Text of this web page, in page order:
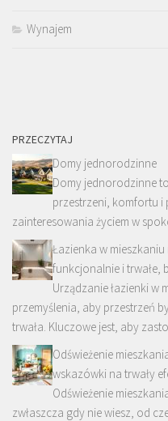
Wynajem
PRZECZYTAJ
Domy jednorodzinne
Domy jednorodzinne
przestrzeni, komfortu
zainteresowania życiem w
Łazienka w
funkcjonalnie i trwałe,
Urządzanie łazienki w
przemyślenia, aby przestrzeń
trwała. Kluczowe jest, aby
Odświeżenie
wskazówki na trwały
Odświeżenie
zwłaszcza gdy nie wiesz, od